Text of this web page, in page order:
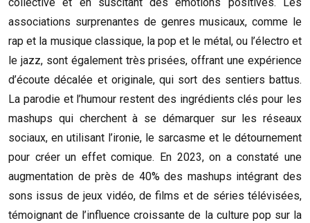
associations surprenantes de genres musicaux, comme le
rap et la musique classique, la pop et le métal, ou l’électro et
le jazz, sont également très prisées, offrant une expérience
d’écoute décalée et originale, qui sort des sentiers battus.
La parodie et l’humour restent des ingrédients clés pour les
mashups qui cherchent à se démarquer sur les réseaux
sociaux, en utilisant l’ironie, le sarcasme et le détournement
pour créer un effet comique. En 2023, on a constaté une
augmentation de près de 40% des mashups intégrant des
sons issus de jeux vidéo, de films et de séries télévisées,
témoignant de l’influence croissante de la culture pop sur la